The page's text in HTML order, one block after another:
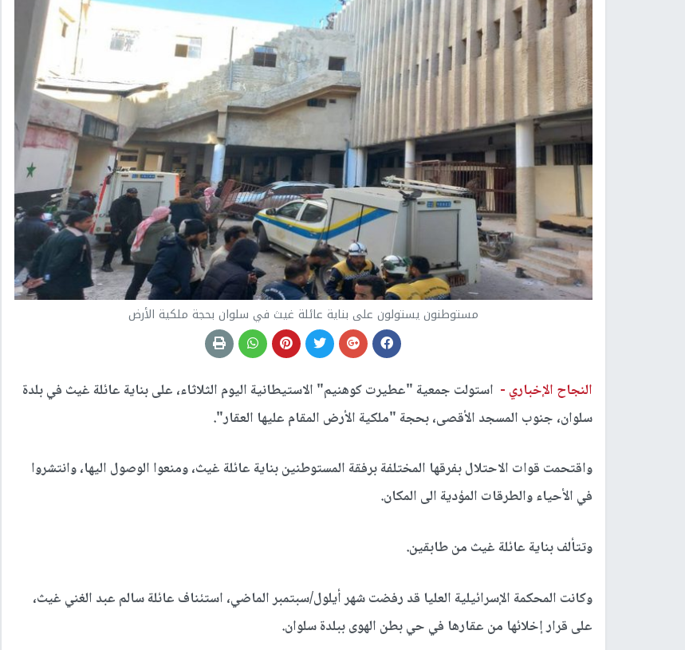
مستوطنون يستولون على بناية عائلة غيث في سلوان بحجة ملكية الأرض
النجاح الإخباري - استولت جمعية "عطيرت كوهنيم" الاستيطانية اليوم الثلاثاء، على بناية عائلة غيث في بلدة
سلوان، جنوب المسجد الأقصى، بحجة "ملكية الأرض المقام عليها العقار".
واقتحمت قوات الاحتلال بفرقها المختلفة برفقة المستوطنين بناية عائلة غيث، ومنعوا الوصول اليها، وانتشروا
في الأحياء والطرقات المؤدية الى المكان.
وتتألف بناية عائلة غيث من طابقين.
وكانت المحكمة الإسرائيلية العليا قد رفضت شهر أيلول/سبتمبر الماضي، استئناف عائلة سالم عبد الغني غيث،
على قرار إخلائها من عقارها في حي بطن الهوى ببلدة سلوان.